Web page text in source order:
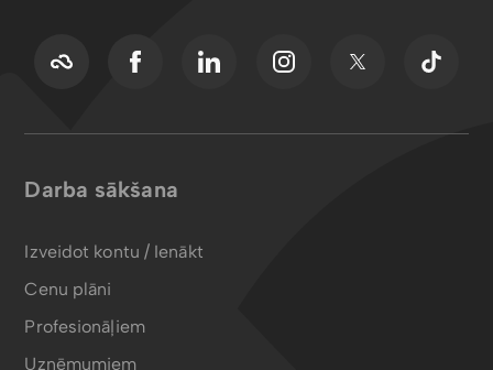
Darba sākšana
Izveidot kontu / Ienākt
Cenu plāni
Profesionāļiem
Uzņēmumiem